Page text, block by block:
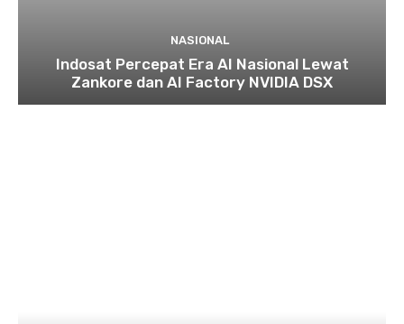
NASIONAL
Indosat Percepat Era AI Nasional Lewat
Zankore dan AI Factory NVIDIA DSX